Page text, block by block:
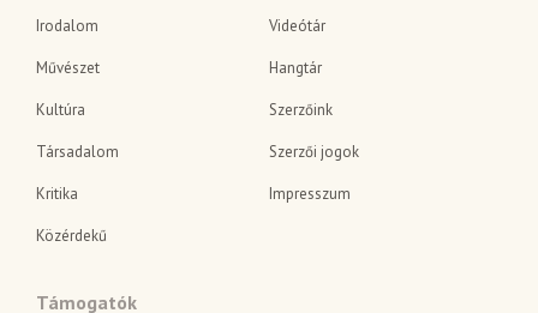
Irodalom
Művészet
Kultúra
Társadalom
Kritika
Közérdekű
Videótár
Hangtár
Szerzőink
Szerzői jogok
Impresszum
Támogatók